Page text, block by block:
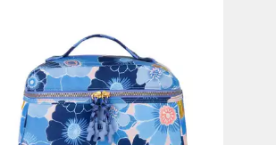
Kosmetiktasche Coco Beauty Case
ab 74,50 €
lieferbar - in 2-3 Werktagen bei dir